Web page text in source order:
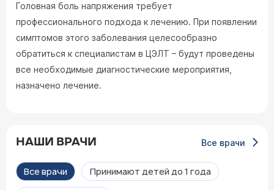
Головная боль напряжения требует
профессионального подхода к лечению. При появлении
симптомов этого заболевания целесообразно
обратиться к специалистам в ЦЭЛТ – будут проведены
все необходимые диагностические мероприятия,
назначено лечение.
НАШИ ВРАЧИ Все врачи
Все врачи Принимают детей до 1 года